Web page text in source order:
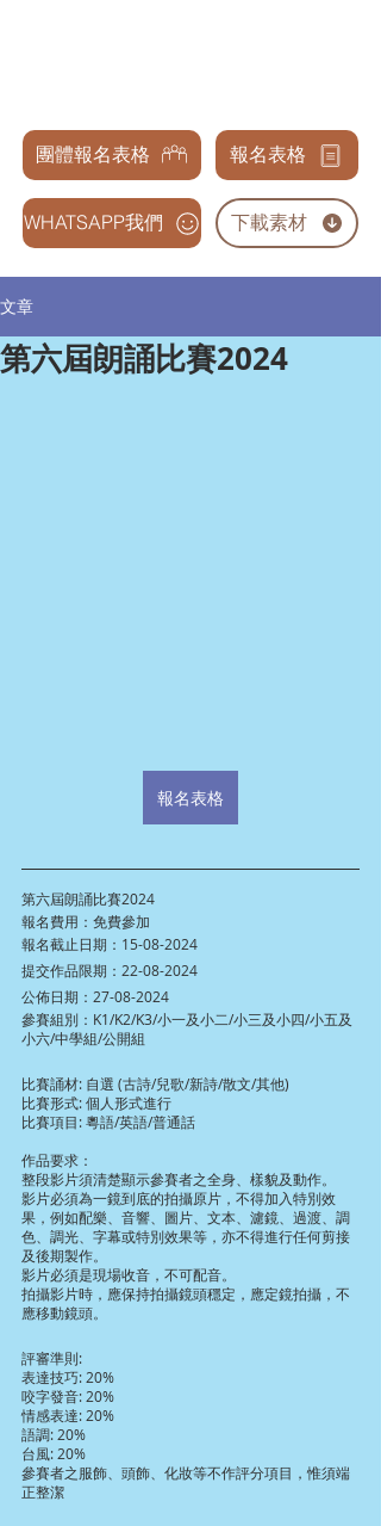
團體報名表格 報名表格
WHATSAPP我們 下載素材
文章
第六屆朗誦比賽2024
報名表格
第六屆朗誦比賽2024
報名費用：免費參加
報名截止日期：15-08-2024
提交作品限期：22-08-2024
公佈日期：27-08-2024
參賽組別：K1/K2/K3/小一及小二/小三及小四/小五及
小六/中學組/公開組
比賽誦材: 自選 (古詩/兒歌/新詩/散文/其他)
比賽形式: 個人形式進行
比賽項目: 粵語/英語/普通話
作品要求：
整段影片須清楚顯示參賽者之全身、樣貌及動作。
影片必須為一鏡到底的拍攝原片，不得加入特別效
果，例如配樂、音響、圖片、文本、濾鏡、過渡、調
色、調光、字幕或特別效果等，亦不得進行任何剪接
及後期製作。
影片必須是現場收音，不可配音。
拍攝影片時，應保持拍攝鏡頭穩定，應定鏡拍攝，不
應移動鏡頭。
評審準則:
表達技巧: 20%
咬字發音: 20%
情感表達: 20%
語調: 20%
台風: 20%
參賽者之服飾、頭飾、化妝等不作評分項目，惟須端
正整潔